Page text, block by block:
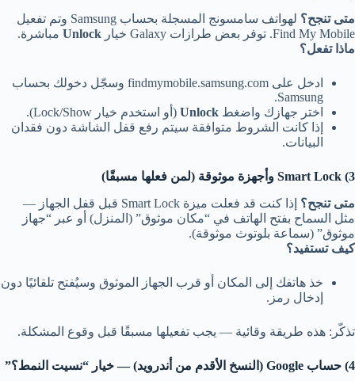
متى تنجح؟
لهواتف سامسونج المسجلة بحساب Samsung وتم تفعيل
Find My Mobile. توفر بعض طرازات Galaxy خيار
Unlock مباشرة.
ماذا تفعل؟
ادخل على findmymobile.samsung.com وسجّل دخولك بحساب
Samsung.
اختر جهازك واضغط Unlock (أو استخدم خيار Lock/Show).
إذا كانت الشروط متوافقة سيتم رفع قفل الشاشة دون فقدان
البيانات.
3) Smart Lock وأجهزة موثوقة (لمن فعلها مسبقًا)
متى تنجح؟
إذا كنت قد فعلت ميزة Smart Lock قبل قفل الجهاز —
مثل السماح بفتح الهاتف في “مكان موثوق” (المنزل) أو عبر “جهاز
موثوق” (سماعة بلوتوث موثوقة).
كيف تستفيد؟
خذ هاتفك إلى المكان أو قرب الجهاز الموثوق وسيُفتح تلقائيًا دون
إدخال رمز.
تذكّر: هذه طريقة وقائية — يجب تفعيلها مسبقًا قبل وقوع المشكلة.
4) حساب Google (النسخ الأقدم من أندرويد) — خيار “نسيت النمط؟”